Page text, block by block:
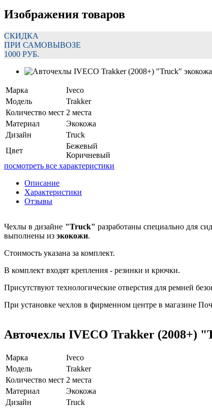
Изображения товаров
СКИДКА
ПРИ САМОВЫВОЗЕ
1000 РУБ.
Марка
Iveco
Модель
Trakker
Количество мест 2 места
Материал
Экокожа
Дизайн
Truck
Цвет
Бежевый
Коричневый
посмотреть все характеристики
Описание
Характеристики
Отзывы
Чехлы в дизайне "Truck" разработаны специально для
выполнены из экокожи.
Стоимость указана за комплект.
В комплект входят крепления - резинки и крючки.
Присутствуют технологические отверстия для ремней
При установке чехлов в фирменном центре в магазине
Авточехлы IVECO Trakker (2008+)
Марка
Iveco
Модель
Trakker
Количество мест 2 места
Материал
Экокожа
Дизайн
Truck